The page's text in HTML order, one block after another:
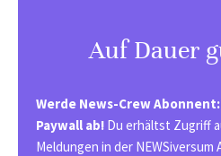
Auf Dauer
Werde News-Crew
Paywall ab! Du erhältst Zugriff
Meldungen in der NEWSiversum